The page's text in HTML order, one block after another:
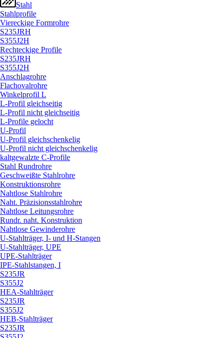
Stahl
Stahlprofile
Viereckige Formrohre
S235JRH
S355J2H
Rechteckige Profile
S235JRH
S355J2H
Anschlagrohre
Flachovalrohre
Winkelprofil L
L-Profil gleichseitig
L-Profil nicht gleichseitig
L-Profile gelocht
U-Profil
U-Profil gleichschenkelig
U-Profil nicht gleichschenkelig
kaltgewalzte C-Profile
Stahl Rundrohre
Geschweißte Stahlrohre
Konstruktionsrohre
Nahtlose Stahlrohre
Naht. Präzisionsstahlrohre
Nahtlose Leitungsrohre
Rundr. naht. Konstruktion
Nahtlose Gewinderohre
U-Stahlträger, I- und H-Stangen
U-Stahlträger, UPE
UPE-Stahlträger
IPE-Stahlstangen, I
S235JR
S355J2
HEA-Stahlträger
S235JR
S355J2
HEB-Stahlträger
S235JR